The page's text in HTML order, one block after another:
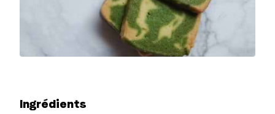
Ingrédients